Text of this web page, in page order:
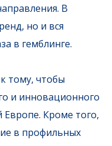
В
но и вся
в гемблинге.
тому, чтобы
и инновационного
Европе. Кроме того,
в профильных